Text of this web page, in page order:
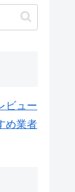
ビュー
め業者